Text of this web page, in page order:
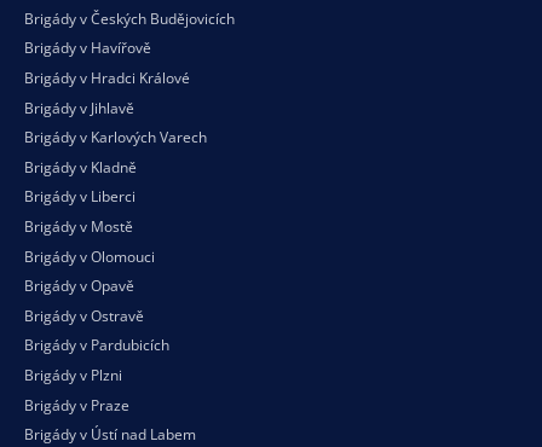
Brigády v Českých Budějovicích
Brigády v Havířově
Brigády v Hradci Králové
Brigády v Jihlavě
Brigády v Karlových Varech
Brigády v Kladně
Brigády v Liberci
Brigády v Mostě
Brigády v Olomouci
Brigády v Opavě
Brigády v Ostravě
Brigády v Pardubicích
Brigády v Plzni
Brigády v Praze
Brigády v Ústí nad Labem